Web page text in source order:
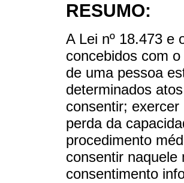
RESUMO:
A Lei nº 18.473 e
concebidos com
de uma pessoa
determinados
consentir;
perda da
procedimento
consentir
consentimento